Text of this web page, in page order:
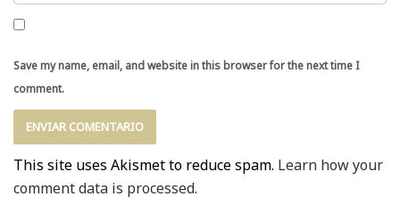
Save my name, email, and website in this browser for the next time I
comment.
This site uses Akismet to reduce spam. Learn how your
comment data is processed.